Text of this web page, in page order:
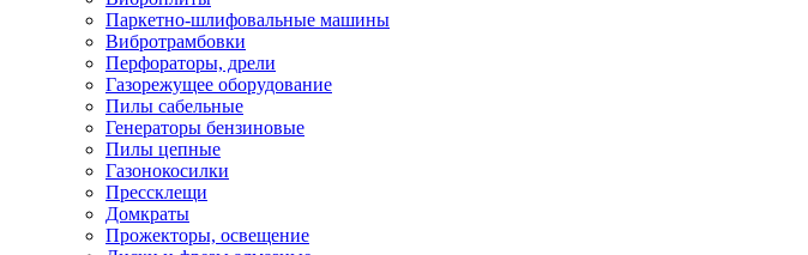
Паркетно-шлифовальные машины
Вибротрамбовки
Перфораторы, дрели
Газорежущее оборудование
Пилы сабельные
Генераторы бензиновые
Пилы цепные
Газонокосилки
Прессклещи
Домкраты
Прожекторы, освещение